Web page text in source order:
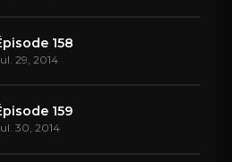
158
29, 2014
159
30, 2014